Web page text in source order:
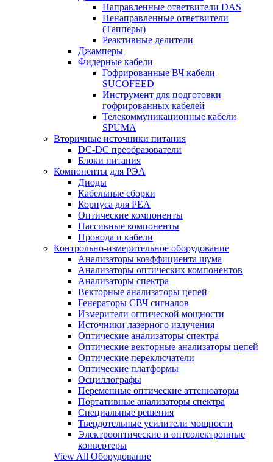
Направленные ответвители DAS
Ненаправленные ответвители
(Тапперы)
Реактивные делители
Джамперы
Фидерные кабели
Гофрированные ВЧ кабели
SUCOFEED
Инструмент для подготовки
гофрированных кабелей
Телекоммуникационные кабели
SPUMA
Вторичные источники питания
DC-DC преобразователи
Блоки питания
Компоненты для РЭА
Диоды
Кабельные сборки
Корпуса для РЕА
Оптические компоненты
Пассивные компоненты
Провода и кабели
Контрольно-измерительное оборудование
Анализаторы коэффициента шума
Анализаторы оптических компонентов
Анализаторы спектра
Векторные анализаторы цепей
Генераторы СВЧ сигналов
Измерители оптической мощности
Источники лазерного излучения
Оптические анализаторы спектра
Оптические векторные анализаторы цепей
Оптические переключатели
Оптические платформы
Осциллографы
Переменные оптические аттенюаторы
Портативные анализаторы спектра
Специальные решения
Твердотельные усилители мощности
Электрооптические и оптоэлектронные
конвертеры
View All Оборудование